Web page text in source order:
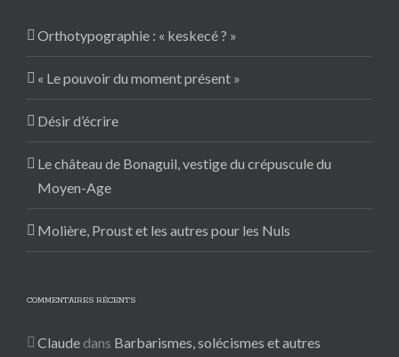
Orthotypographie : « keskecé ? »
« Le pouvoir du moment présent »
Désir d’écrire
Le château de Bonaguil, vestige du crépuscule du
Moyen-Age
Molière, Proust et les autres pour les Nuls
COMMENTAIRES RÉCENTS
Claude dans Barbarismes, solécismes et autres